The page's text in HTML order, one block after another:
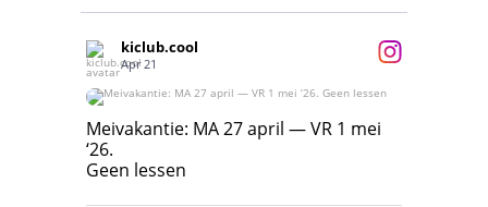
kiclub.cool
Apr 21
Meivakantie: MA 27 april — VR 1 mei ‘26.
Geen lessen
Meivakantie: MA 27 april — VR 1 mei
‘26.
Geen lessen